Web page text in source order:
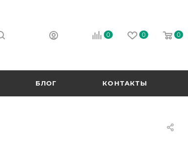
0 0 0
БЛОГ КОНТАКТЫ